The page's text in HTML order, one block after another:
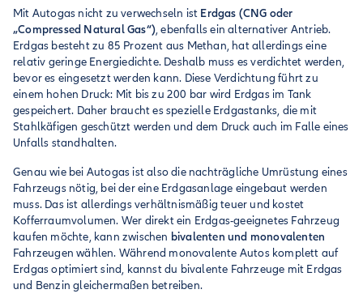
Mit Autogas nicht zu verwechseln ist Erdgas (CNG oder
„Compressed Natural Gas“), ebenfalls ein alternativer Antrieb.
Erdgas besteht zu 85 Prozent aus Methan, hat allerdings eine
relativ geringe Energiedichte. Deshalb muss es verdichtet werden,
bevor es eingesetzt werden kann. Diese Verdichtung führt zu
einem hohen Druck: Mit bis zu 200 bar wird Erdgas im Tank
gespeichert. Daher braucht es spezielle Erdgastanks, die mit
Stahlkäfigen geschützt werden und dem Druck auch im Falle eines
Unfalls standhalten.
Genau wie bei Autogas ist also die nachträgliche Umrüstung eines
Fahrzeugs nötig, bei der eine Erdgasanlage eingebaut werden
muss. Das ist allerdings verhältnismäßig teuer und kostet
Kofferraumvolumen. Wer direkt ein Erdgas-geeignetes Fahrzeug
kaufen möchte, kann zwischen bivalenten und monovalenten
Fahrzeugen wählen. Während monovalente Autos komplett auf
Erdgas optimiert sind, kannst du bivalente Fahrzeuge mit Erdgas
und Benzin gleichermaßen betreiben.